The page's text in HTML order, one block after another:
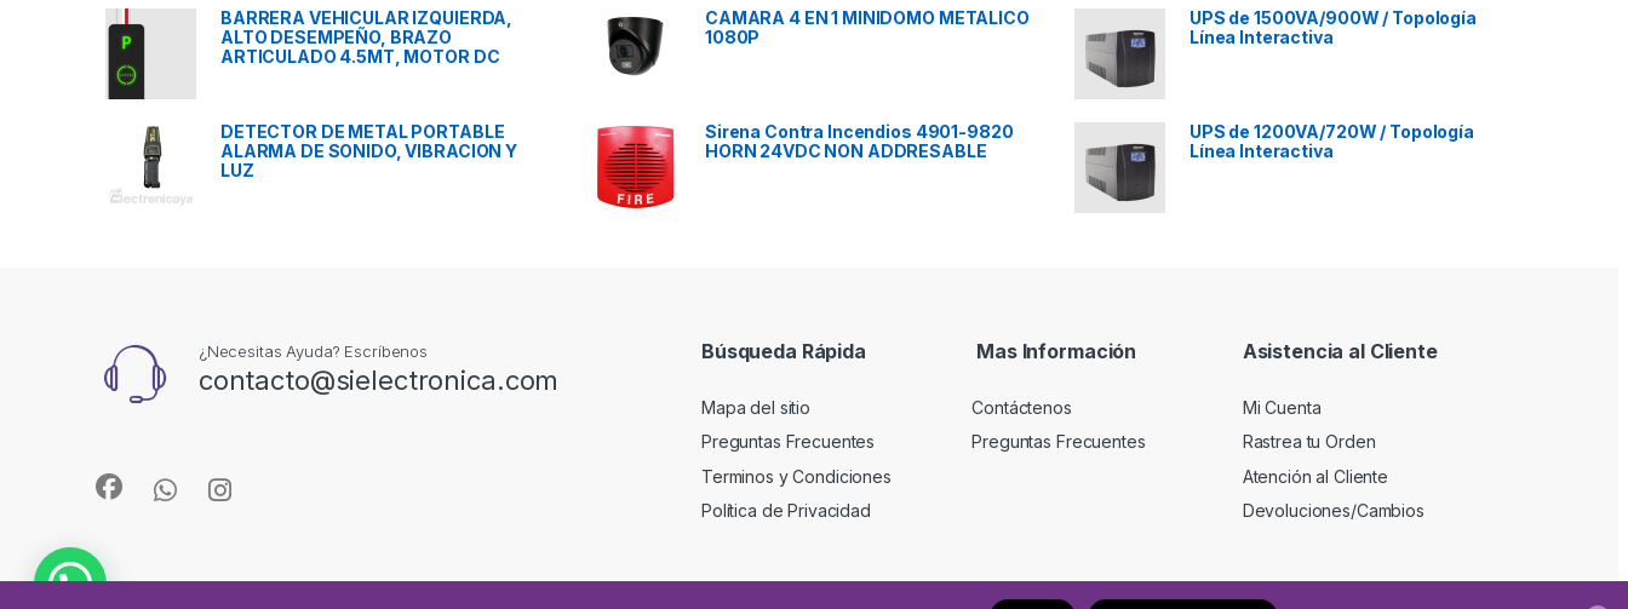
BARRERA VEHICULAR IZQUIERDA,
ALTO DESEMPEÑO, BRAZO
ARTICULADO 4.5MT, MOTOR DC
DETECTOR DE METAL PORTABLE
ALARMA DE SONIDO, VIBRACION Y
LUZ
CAMARA 4 EN 1 MINIDOMO METALICO
1080P
Sirena Contra Incendios 4901-9820
HORN 24VDC NON ADDRESABLE
UPS de 1500VA/900W / Topología
Línea Interactiva
UPS de 1200VA/720W / Topología
Línea Interactiva
¿Necesitas Ayuda? Escríbenos
contacto@sielectronica.com
Búsqueda Rápida
Mapa del sitio
Preguntas Frecuentes
Terminos y Condiciones
Política de Privacidad
Mas Información
Contáctenos
Preguntas Frecuentes
Asistencia al Cliente
Mi Cuenta
Rastrea tu Orden
Atención al Cliente
Devoluciones/Cambios